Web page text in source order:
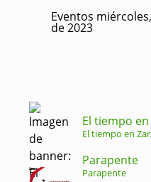
Eventos
de 2023
El tiempo
El tiempo en
Parapente
Parapente